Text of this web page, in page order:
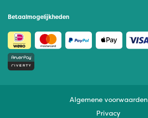
Betaalmogelijkheden
Algemene voorwaarden
Privacy